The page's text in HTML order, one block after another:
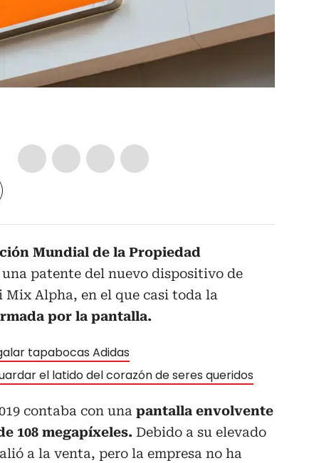
Mundial de la Propiedad
patente del nuevo dispositivo de
Alpha, en el que casi toda la
por la pantalla.
tapabocas Adidas
el latido del corazón de seres queridos
contaba con una pantalla envolvente
108 megapíxeles. Debido a su elevado
a la venta, pero la empresa no ha